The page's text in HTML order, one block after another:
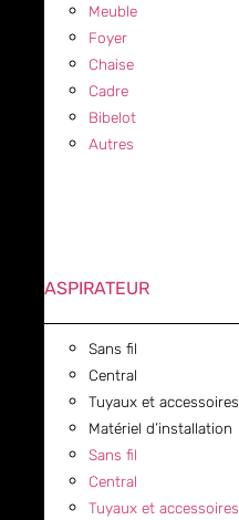
Meuble
Foyer
Chaise
Cadre
Bibelot
Autres
ASPIRATEUR
Sans fil
Central
Tuyaux et accessoires
Matériel d’installation
Sans fil
Central
Tuyaux et accessoires